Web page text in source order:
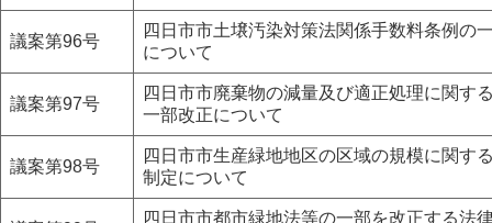
議案第96号
四日市市土壌汚染対策法関係手数料条例の
について
議案第97号
四日市市廃棄物の減量及び適正処理に関す
一部改正について
議案第98号
四日市市生産緑地地区の区域の規模に関す
制定について
四日市市都市緑地法等の一部を改正する法